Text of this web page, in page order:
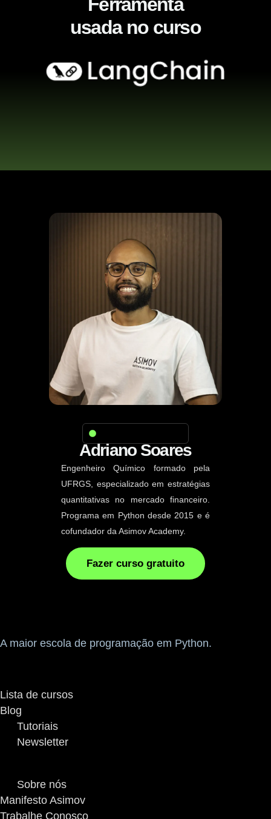
usada no curso
Adriano Soares
Engenheiro Químico formado pela
UFRGS, especializado em estratégias
quantitativas no mercado financeiro.
Programa em Python desde 2015 e é
cofundador da Asimov Academy.
Fazer curso gratuito
A maior escola de programação em Python.
Lista de cursos
Blog
Tutoriais
Newsletter
Sobre nós
Manifesto Asimov
Trabalhe Conosco